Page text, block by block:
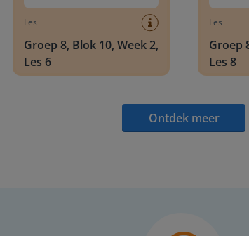
Les
Groep 8, Blok 10, Week 2,
Les 6
Les
Groep
Les 8
Ontdek meer